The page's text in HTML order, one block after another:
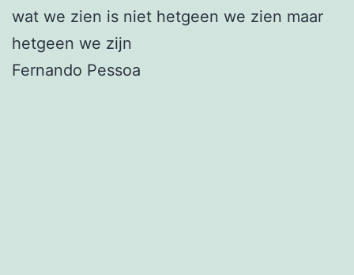
wat we zien is niet hetgeen we zien maar
hetgeen we zijn
Fernando Pessoa